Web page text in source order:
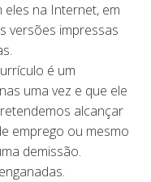
eles na Internet, em
versões impressas
é um
uma vez e que ele
alcançar
emprego ou mesmo
demissão.